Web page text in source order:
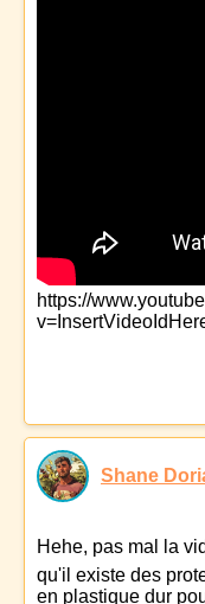
https://
Shane
Hehe, pas mal la
qu'il existe des
en plastique dur